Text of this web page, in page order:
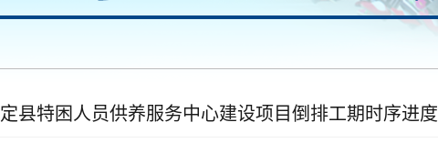
县特困人员供养服务中心建设项目倒排工期时序进度